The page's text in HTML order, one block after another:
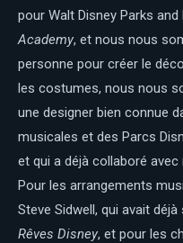
pour Walt Disney Parks
Academy, et nous nous
personne pour créer le
les costumes, nous nous
une designer bien connue
musicales et des Parcs
et qui a déjà collaboré avec
Pour les arrangements
Steve Sidwell, qui avait déjà
Rêves Disney, et pour les